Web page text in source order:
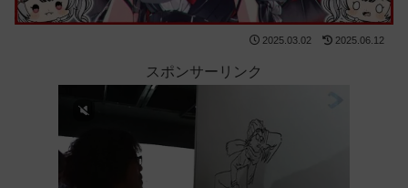
2025.03.02 2025.06.12
スポンサーリンク